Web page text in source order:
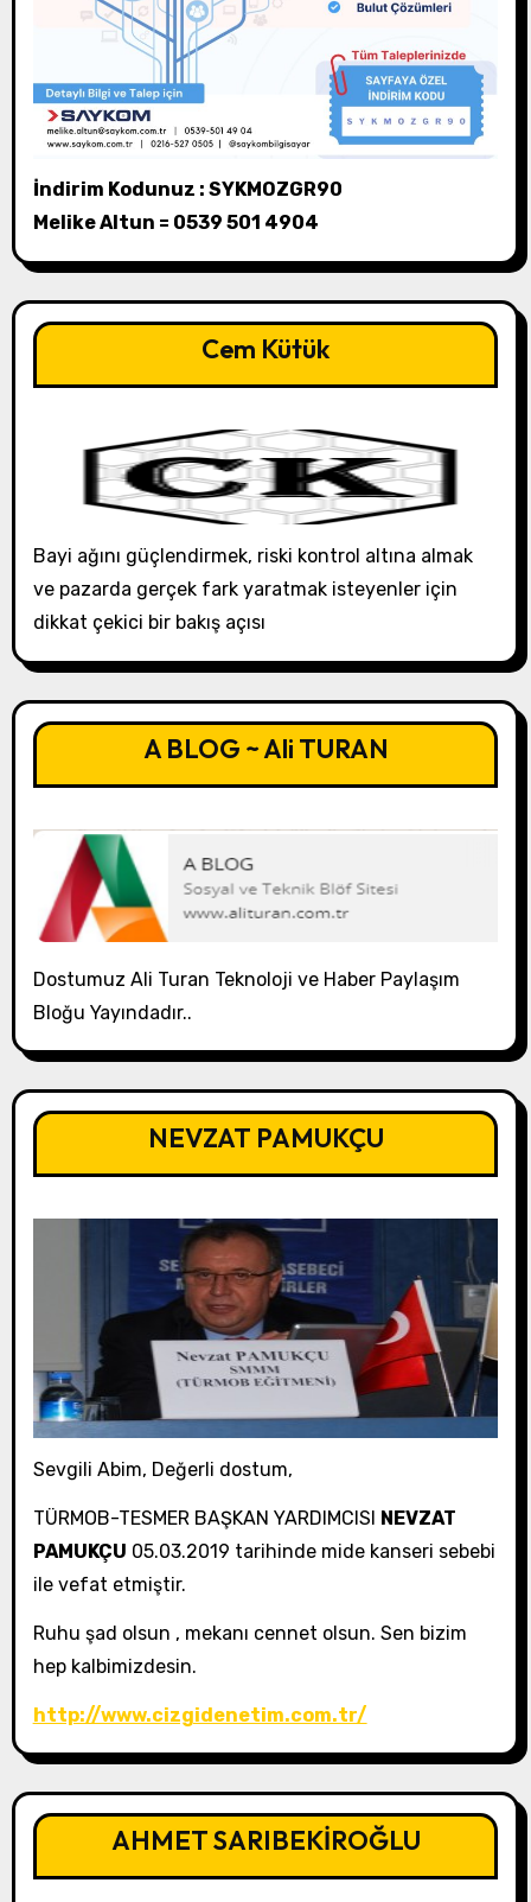
İndirim Kodunuz : SYKMOZGR90
Melike Altun = 0539 501 4904
Cem Kütük
Bayi ağını güçlendirmek, riski kontrol altına almak
ve pazarda gerçek fark yaratmak isteyenler için
dikkat çekici bir bakış açısı
A BLOG ~ Ali TURAN
Dostumuz Ali Turan Teknoloji ve Haber Paylaşım
Bloğu Yayındadır..
NEVZAT PAMUKÇU
Sevgili Abim, Değerli dostum,
TÜRMOB-TESMER BAŞKAN YARDIMCISI NEVZAT
PAMUKÇU 05.03.2019 tarihinde mide kanseri sebebi
ile vefat etmiştir.
Ruhu şad olsun , mekanı cennet olsun. Sen bizim
hep kalbimizdesin.
http://www.cizgidenetim.com.tr/
AHMET SARIBEKİROĞLU